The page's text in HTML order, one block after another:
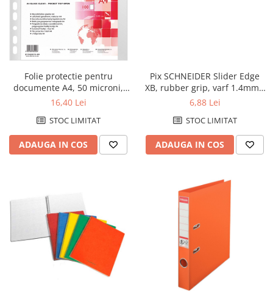
Folie protectie pentru
documente A4, 50 microni,
100folii/set, Office Products -
16,40 Lei
STOC LIMITAT
ADAUGA IN COS
Pix SCHNEIDER Slider Edge
XB, rubber grip, varf 1.4mm -
scriere albastra
6,88 Lei
STOC LIMITAT
ADAUGA IN COS